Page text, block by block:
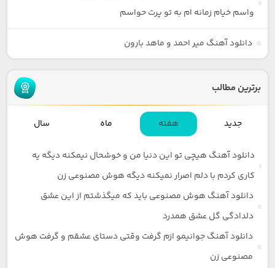
واسم خیام زمانه ام به تو پرت حواسم
دانلود آهنگ میر احمد و ماهد بارون
برترین مطالب
جدید هفته ماه سال
دانلود آهنگ هیچی تو این دنیا من و خوشحال نیمکنه دیگه یه
کاری کردم با دلم اصرار نمیکنه دیگه هوش مصنوعی زن
دانلود آهنگ هوش مصنوعی باید که میگذشتم از این عشق
دلدادگی گل عشق همدرد
دانلود آهنگ جوانیمو ازم گرفت وقتی دستای عشقم و گرفت هوش
مصنوعی زن